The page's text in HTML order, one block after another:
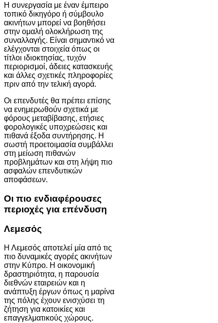
Η συνεργασία με έναν έμπειρο
τοπικό δικηγόρο ή σύμβουλο
ακινήτων μπορεί να βοηθήσει
στην ομαλή ολοκλήρωση της
συναλλαγής. Είναι σημαντικό να
ελέγχονται στοιχεία όπως οι
τίτλοι ιδιοκτησίας, τυχόν
περιορισμοί, άδειες κατασκευής
και άλλες σχετικές πληροφορίες
πριν από την τελική αγορά.
Οι επενδυτές θα πρέπει επίσης
να ενημερωθούν σχετικά με
φόρους μεταβίβασης, ετήσιες
φορολογικές υποχρεώσεις και
πιθανά έξοδα συντήρησης. Η
σωστή προετοιμασία συμβάλλει
στη μείωση πιθανών
προβλημάτων και στη λήψη πιο
ασφαλών επενδυτικών
αποφάσεων.
Οι πιο ενδιαφέρουσες
περιοχές για επένδυση
Λεμεσός
Η Λεμεσός αποτελεί μία από τις
πιο δυναμικές αγορές ακινήτων
στην Κύπρο. Η οικονομική
δραστηριότητα, η παρουσία
διεθνών εταιρειών και η
ανάπτυξη έργων όπως η μαρίνα
της πόλης έχουν ενισχύσει τη
ζήτηση για κατοικίες και
επαγγελματικούς χώρους.